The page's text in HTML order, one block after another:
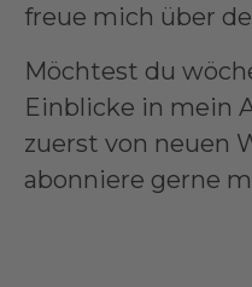
freue mich über
Möchtest du
Einblicke in mein
zuerst von neuen
abonniere gerne